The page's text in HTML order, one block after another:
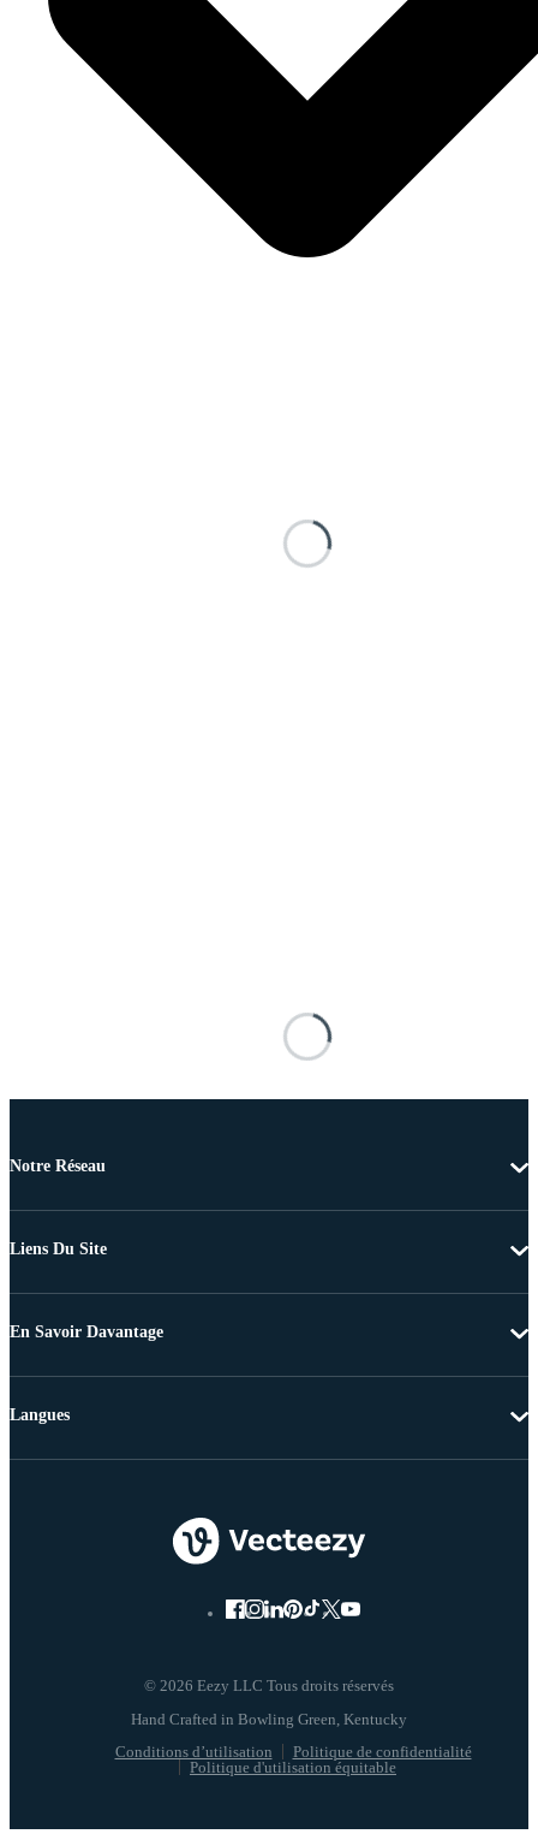
Notre Réseau
Liens Du Site
En Savoir Davantage
© 2026 Eezy LLC Tous droits réservés
Conditions d’utilisation
Politique de confidentialité
Politique d'utilisation équitable
Langues